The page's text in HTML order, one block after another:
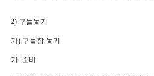
2) 구들놓기
가) 구들장 놓기
가. 준비